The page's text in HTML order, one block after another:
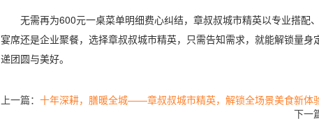
无需再为600元一桌菜单明细费心纠结，章叔叔城市精英以专业搭配
宴席还是企业聚餐，选择章叔叔城市精英，只需告知需求，就能解锁量
递团圆与美好。
上一篇： 十年深耕，膳暖全城——章叔叔城市精英，解锁全场景美食新体
下一